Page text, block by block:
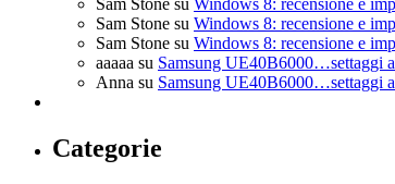
Sam Stone su Windows 8: recensione e
Sam Stone su Windows 8: recensione e
Sam Stone su Windows 8: recensione e
aaaaa su Samsung UE40B6000…settaggi
Anna su Samsung UE40B6000…settaggi
Categorie